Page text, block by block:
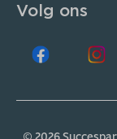
Volg ons